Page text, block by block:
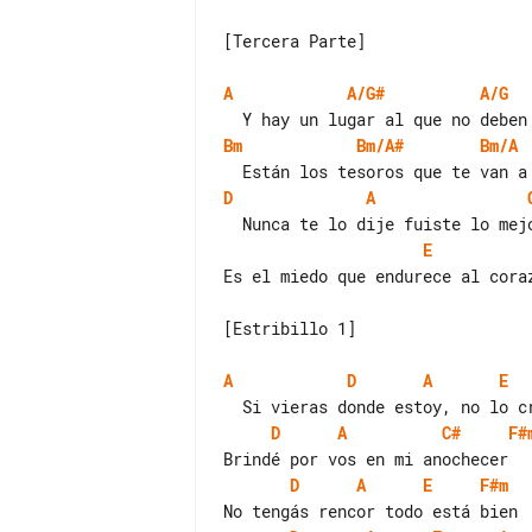
[Tercera Parte]
A A/G#
A/G
Bm
Bm/A#
Bm/A
D
A
E
Es el miedo que endurece al
[Estribillo 1]
A D A E
D
A C#
D
A E
F#m